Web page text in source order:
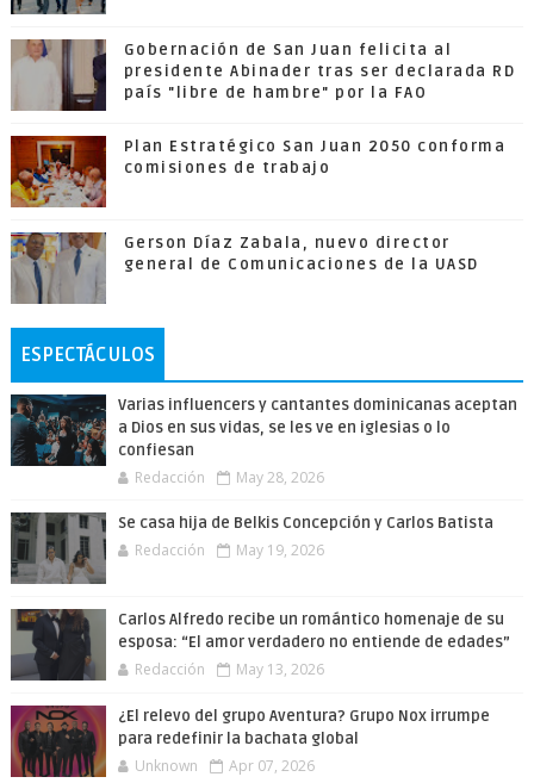
Gobernación de San Juan felicita al
presidente Abinader tras ser declarada RD
país "libre de hambre" por la FAO
Plan Estratégico San Juan 2050 conforma
comisiones de trabajo
Gerson Díaz Zabala, nuevo director
general de Comunicaciones de la UASD
ESPECTÁCULOS
Varias influencers y cantantes dominicanas aceptan
a Dios en sus vidas, se les ve en iglesias o lo
confiesan
Redacción May 28, 2026
Se casa hija de Belkis Concepción y Carlos Batista
Redacción May 19, 2026
Carlos Alfredo recibe un romántico homenaje de su
esposa: “El amor verdadero no entiende de edades”
Redacción May 13, 2026
¿El relevo del grupo Aventura? Grupo Nox irrumpe
para redefinir la bachata global
Unknown Apr 07, 2026